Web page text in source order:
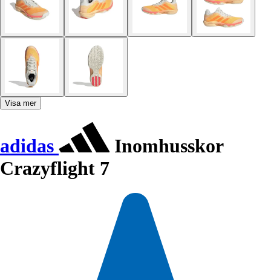
Visa mer
adidas
Inomhusskor
Crazyflight 7